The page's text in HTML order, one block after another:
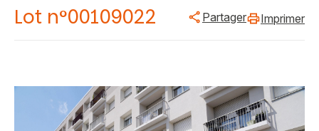
Lot n°00109022 Partager Imprimer